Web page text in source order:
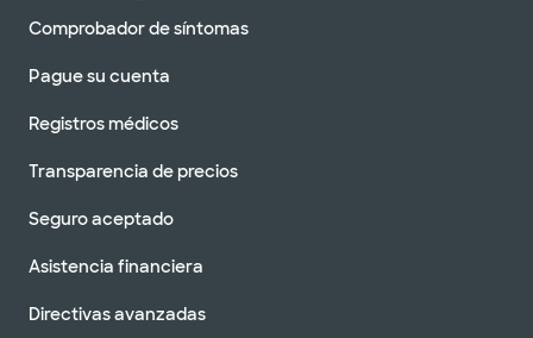
Comprobador de síntomas
Pague su cuenta
Registros médicos
Transparencia de precios
Seguro aceptado
Asistencia financiera
Directivas avanzadas